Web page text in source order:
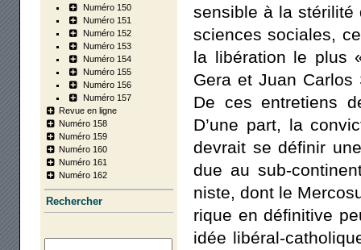
Numéro 150
Numéro 151
Numéro 152
Numéro 153
Numéro 154
Numéro 155
Numéro 156
Numéro 157
Revue en ligne
Numéro 158
Numéro 159
Numéro 160
Numéro 161
Numéro 162
Recher­cher
sen­sible à la sté­ri­li­té
sciences sociales,
la libé­ra­tion le plus
Gera et Juan
De ces entre­tiens
D’une part, la
devrait se défi­nir
due au sub-
niste, dont le
rique en défi­ni­tive
idée libé­ral-